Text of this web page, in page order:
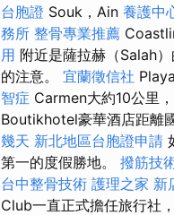
台胞證 Souk，Ain 養護中
務所 整骨專業推薦
用 附近是薩拉赫（Salah
的注意。 宜蘭徵信社 Playa
智症 Carmen大約10公里
Boutikhotel豪華酒店距離
幾天 新北地區台胞證申請
第一的度假勝地。 撥筋技
台中整骨技術 護理之家 新
Club一直正式擔任旅行社